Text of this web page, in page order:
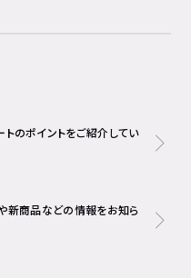
のポイントをご紹介してい
新商品などの情報をお知ら